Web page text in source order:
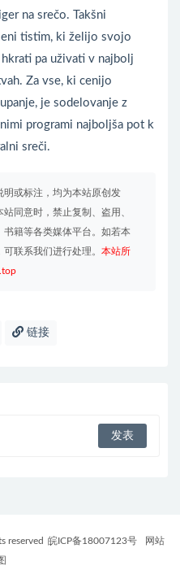
na srečo. Takšni
tistim, ki želijo svojo
pa uživati v najbolj
Za vse, ki cenijo
je sodelovanje z
programi najboljša pot k
sreči.
明或标注，均为本站原创发
同意时，禁止复制、盗用、
籍等各类媒体平台。如若本
联系我们进行处理。 本站所
链接
reserved 皖ICP备18007123号
网站